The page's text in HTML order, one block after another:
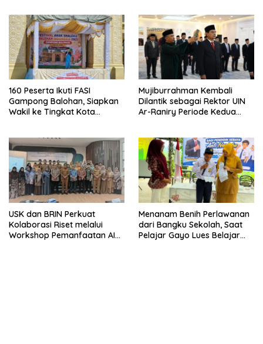
160 Peserta Ikuti FASI
Gampong Balohan, Siapkan
Wakil ke Tingkat Kota
Mujiburrahman Kembali
Dilantik sebagai Rektor UIN
Ar-Raniry Periode Kedua
USK dan BRIN Perkuat
Kolaborasi Riset melalui
Workshop Pemanfaatan AI
Menanam Benih Perlawanan
dari Bangku Sekolah, Saat
Pelajar Gayo Lues Belajar